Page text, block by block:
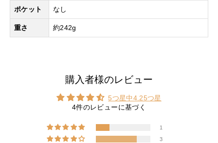
ポケット なし
重さ 約242g
購入者様のレビュー
5つ星中4.25つ星
4件のレビューに基づく
1
3